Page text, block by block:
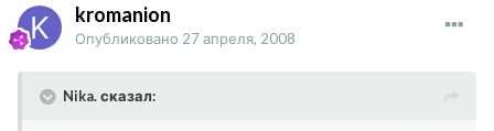
kromanion
Опубликовано 27 апреля, 2008
Nika. сказал: